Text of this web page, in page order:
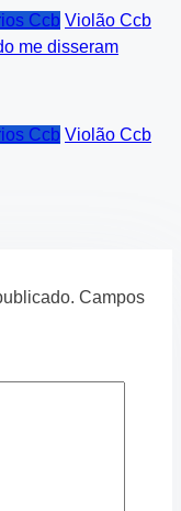
Ccb Violão Ccb
me disseram
Ccb Violão Ccb
Campos